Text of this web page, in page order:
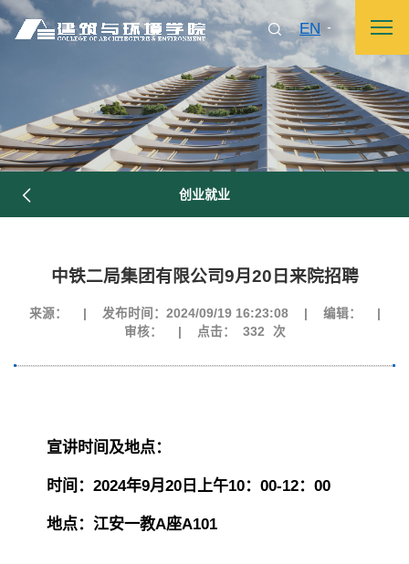
EN
创业就业
中铁二局集团有限公司9月20日来院招聘
来源： 发布时间：2024/09/19 16:23:08 编辑：
审核：
点击： 332 次
宣讲时间 及地点：
时间：2024年9月20日上午10：00-12：00
地点：江安一教A座A101